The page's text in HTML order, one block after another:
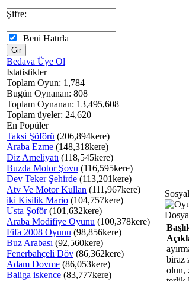
Şifre:
Beni Hatırla
Bedava Üye Ol
Istatistikler
Toplam Oyun: 1,784
Bugün Oynanan: 808
Toplam Oynanan: 13,495,608
Toplam üyeler: 24,620
En Popüler
Taksi Şöförü (206,894kere)
Araba Ezme (148,318kere)
Diz Ameliyatı (118,545kere)
Buzda Motor Şovu (116,595kere)
Dev Teker Şehirde (113,201kere)
Atv Ve Motor Kullan (111,967kere)
iki Kisilik Mario (104,757kere)
Usta Şoför(101,632kere)
Araba Modifiye Oyunu (100,378kere)
Fifa 2008 Oyunu (98,856kere)
Buz Arabası (92,560kere)
Fenerbahçeli Döv (86,362kere)
Adam Dovme (86,053kere)
Baliga iskence (83,777kere)
biraz
olun,